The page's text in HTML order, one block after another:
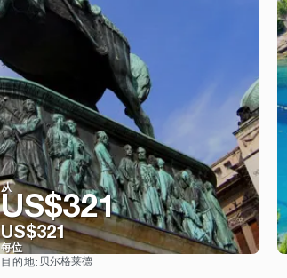
从
US$321
US$321
每位
目的地: 贝尔格莱德